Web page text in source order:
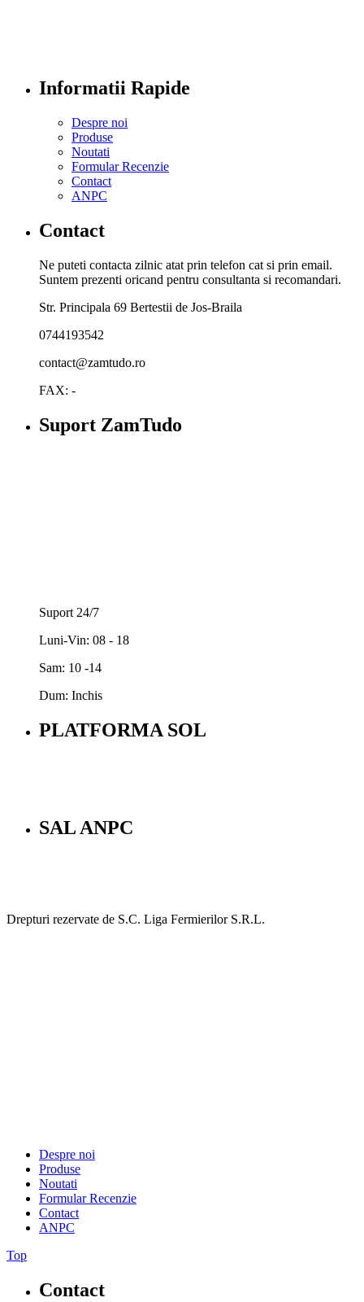
Informatii Rapide
Despre noi
Produse
Noutati
Formular Recenzie
Contact
ANPC
Contact
Ne puteti contacta zilnic atat prin telefon cat si prin email.
Suntem prezenti oricand pentru consultanta si recomandari.
Str. Principala 69 Bertestii de Jos-Braila
0744193542
contact@zamtudo.ro
FAX: -
Suport ZamTudo
Suport 24/7
Luni-Vin: 08 - 18
Sam: 10 -14
Dum: Inchis
PLATFORMA SOL
SAL ANPC
Drepturi rezervate de S.C. Liga Fermierilor S.R.L.
Despre noi
Produse
Noutati
Formular Recenzie
Contact
ANPC
Top
Contact